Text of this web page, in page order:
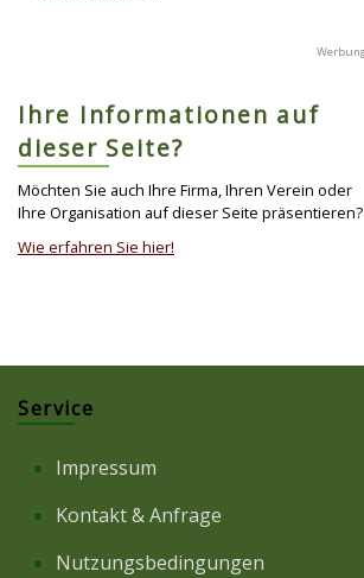
Ihre Informationen auf
dieser Seite?
Möchten Sie auch Ihre Firma, Ihren Verein oder
Ihre Organisation auf dieser Seite präsentieren?
Wie erfahren Sie hier!
Service
Impressum
Kontakt & Anfrage
Nutzungsbedingungen